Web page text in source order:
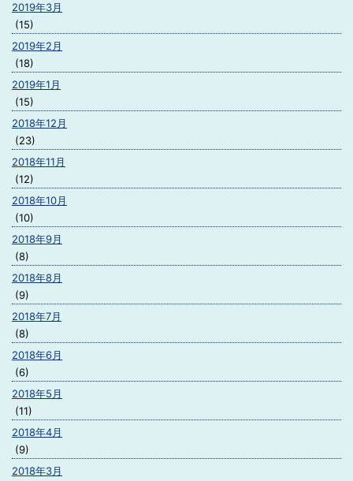
2019年3月
(15)
2019年2月
(18)
2019年1月
(15)
2018年12月
(23)
2018年11月
(12)
2018年10月
(10)
2018年9月
(8)
2018年8月
(9)
2018年7月
(8)
2018年6月
(6)
2018年5月
(11)
2018年4月
(9)
2018年3月